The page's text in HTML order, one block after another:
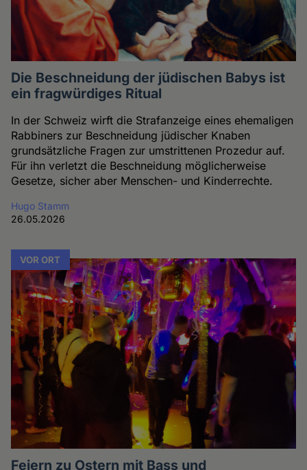
Die Beschneidung der jüdischen Babys ist
ein fragwürdiges Ritual
In der Schweiz wirft die Strafanzeige eines ehemaligen
Rabbiners zur Beschneidung jüdischer Knaben
grundsätzliche Fragen zur umstrittenen Prozedur auf.
Für ihn verletzt die Beschneidung möglicherweise
Gesetze, sicher aber Menschen- und Kinderrechte.
Hugo Stamm
26.05.2026
VOR ORT
Feiern zu Ostern mit Bass und